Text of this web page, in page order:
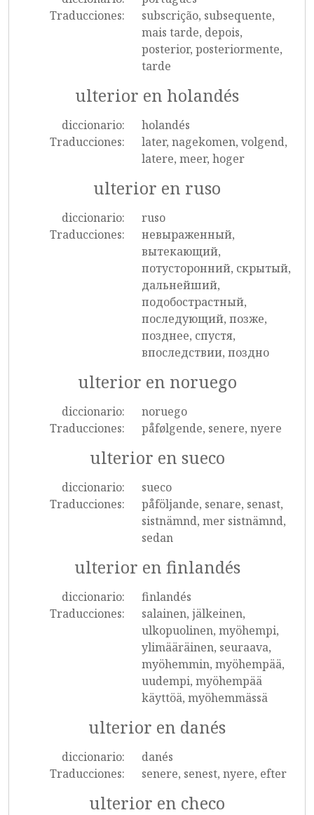
Traducciones:
subscrição, subsequente,
mais tarde, depois,
posterior, posteriormente,
tarde
ulterior en holandés
diccionario:
holandés
Traducciones:
later, nagekomen, volgend,
latere, meer, hoger
ulterior en ruso
diccionario:
ruso
Traducciones:
невыраженный,
вытекающий,
потусторонний, скрытый,
дальнейший,
подобострастный,
последующий, позже,
позднее, спустя,
впоследствии, поздно
ulterior en noruego
diccionario:
noruego
Traducciones:
påfølgende, senere, nyere
ulterior en sueco
diccionario:
sueco
Traducciones:
påföljande, senare, senast,
sistnämnd, mer sistnämnd,
sedan
ulterior en finlandés
diccionario:
finlandés
Traducciones:
salainen, jälkeinen,
ulkopuolinen, myöhempi,
ylimääräinen, seuraava,
myöhemmin, myöhempää,
uudempi, myöhempää
käyttöä, myöhemmässä
ulterior en danés
diccionario:
danés
Traducciones:
senere, senest, nyere, efter
ulterior en checo